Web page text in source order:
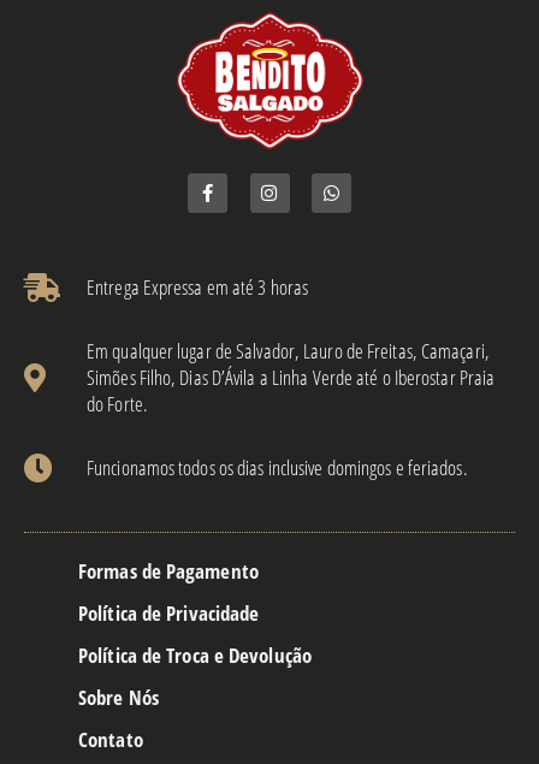
Entrega Expressa em até 3 horas​
Em qualquer lugar de Salvador, Lauro de Freitas, Camaçari,
Simões Filho, Dias D’Ávila a Linha Verde até o Iberostar Praia
do Forte.
Funcionamos todos os dias inclusive domingos e feriados.
Formas de Pagamento
Política de Privacidade
Política de Troca e Devolução
Sobre Nós
Contato